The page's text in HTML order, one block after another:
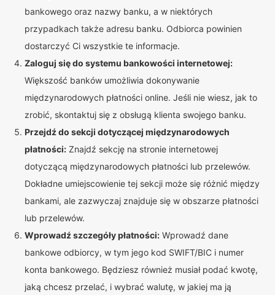
bankowego oraz nazwy banku, a w niektórych
przypadkach także adresu banku. Odbiorca powinien
dostarczyć Ci wszystkie te informacje.
Zaloguj się do systemu bankowości internetowej:
Większość banków umożliwia dokonywanie
międzynarodowych płatności online. Jeśli nie wiesz, jak to
zrobić, skontaktuj się z obsługą klienta swojego banku.
Przejdź do sekcji dotyczącej międzynarodowych
płatności: Znajdź sekcję na stronie internetowej
dotyczącą międzynarodowych płatności lub przelewów.
Dokładne umiejscowienie tej sekcji może się różnić między
bankami, ale zazwyczaj znajduje się w obszarze płatności
lub przelewów.
Wprowadź szczegóły płatności: Wprowadź dane
bankowe odbiorcy, w tym jego kod SWIFT/BIC i numer
konta bankowego. Będziesz również musiał podać kwotę,
jaką chcesz przelać, i wybrać walutę, w jakiej ma ją